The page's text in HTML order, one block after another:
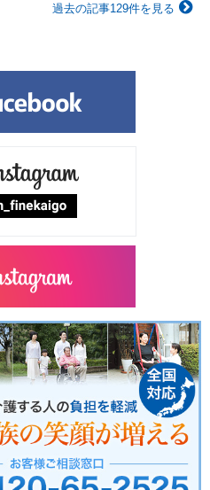
過去の記事129件を見る